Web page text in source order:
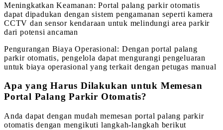
Meningkatkan Keamanan: Portal palang parkir otomatis
dapat dipadukan dengan sistem pengamanan seperti kamera
CCTV dan sensor kendaraan untuk melindungi area parkir
dari potensi ancaman
Pengurangan Biaya Operasional: Dengan portal palang
parkir otomatis, pengelola dapat mengurangi pengeluaran
untuk biaya operasional yang terkait dengan petugas manual
Apa yang Harus Dilakukan untuk Memesan
Portal Palang Parkir Otomatis?
Anda dapat dengan mudah memesan portal palang parkir
otomatis dengan mengikuti langkah-langkah berikut